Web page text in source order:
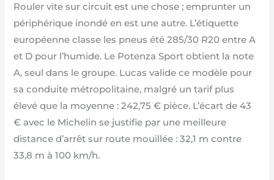
Rouler vite sur circuit est une chose ; emprunter un
périphérique inondé en est une autre. L’étiquette
européenne classe les pneus été 285/30 R20 entre A
et D pour l’humide. Le Potenza Sport obtient la note
A, seul dans le groupe. Lucas valide ce modèle pour
sa conduite métropolitaine, malgré un tarif plus
élevé que la moyenne : 242,75 € pièce. L’écart de 43
€ avec le Michelin se justifie par une meilleure
distance d’arrêt sur route mouillée : 32,1 m contre
33,8 m à 100 km/h.